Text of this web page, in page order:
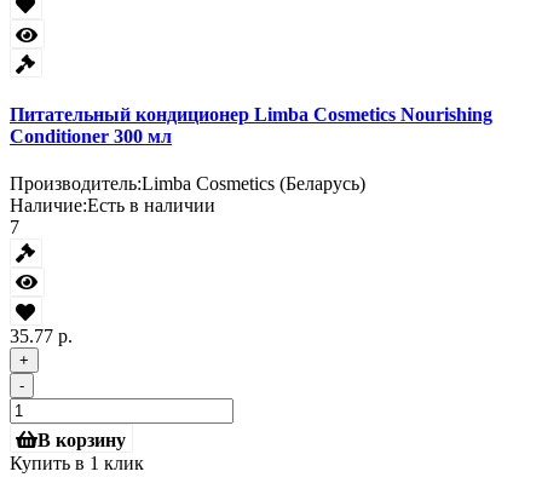
Питательный кондиционер Limba Cosmetics Nourishing
Conditioner 300 мл
Производитель:Limba Cosmetics (Беларусь)
Наличие:Есть в наличии
7
35.77 р.
+
-
В корзину
Купить в 1 клик